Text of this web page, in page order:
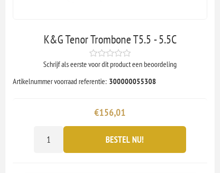
K&G Tenor Trombone T5.5 - 5.5C
Schrijf als eerste voor dit product een beoordeling
Artikelnummer voorraad referentie: 300000055308
€156,01
BESTEL NU!